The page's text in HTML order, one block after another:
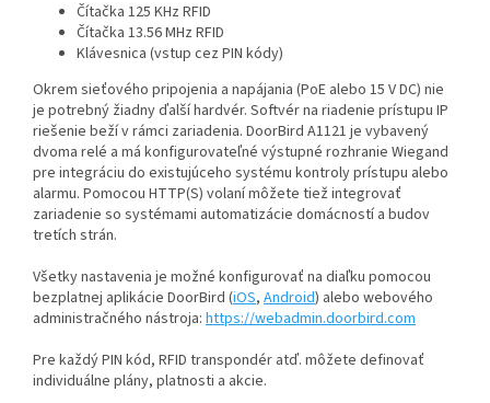
Čítačka 125 KHz RFID
Čítačka 13.56 MHz RFID
Klávesnica (vstup cez PIN kódy)
Okrem sieťového pripojenia a napájania (PoE alebo 15 V DC) nie
je potrebný žiadny ďalší hardvér. Softvér na riadenie prístupu IP
riešenie beží v rámci zariadenia. DoorBird A1121 je vybavený
dvoma relé a má konfigurovateľné výstupné rozhranie Wiegand
pre integráciu do existujúceho systému kontroly prístupu alebo
alarmu. Pomocou HTTP(S) volaní môžete tiež integrovať
zariadenie so systémami automatizácie domácností a budov
tretích strán.
Všetky nastavenia je možné konfigurovať na diaľku pomocou
bezplatnej aplikácie DoorBird (iOS, Android) alebo webového
administračného nástroja: https://webadmin.doorbird.com
Pre každý PIN kód, RFID transpondér atď. môžete definovať
individuálne plány, platnosti a akcie.